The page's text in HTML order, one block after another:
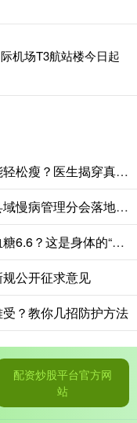
机场T3航站楼今日起
国家允许配资的公司 经络减肥真能轻松瘦？医生揭穿真相：都是暂时脱水，危害藏在后面
配资网官网入口 福建省医院协会县域慢病管理分会落地安溪
广东股票配资开户流程详解 体检血糖6.6？这是身体的“预警”！做好3件事，血糖能降回去
公开征求意见
？教你几招防护方法
配资炒股平台官方网
站